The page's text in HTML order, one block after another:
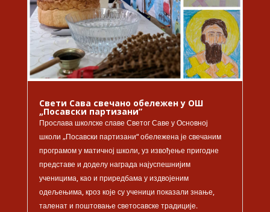
Свети Сава свечано обележен у ОШ
„Посавски партизани”
Прослава школске славе Светог Саве у Основној
школи „Посавски партизани“ обележена је свечаним
програмом у матичној школи, уз извођење пригодне
представе и доделу награда најуспешнијим
ученицима, као и приредбама у издвојеним
одељењима, кроз које су ученици показали знање,
таленат и поштовање светосавске традиције.